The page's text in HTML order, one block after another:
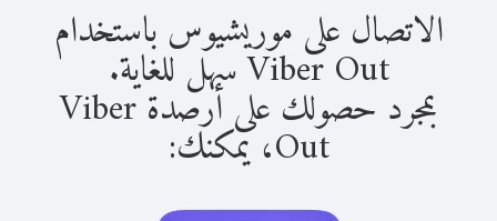
الاتصال على موريشيوس باستخدام
Viber Out سهل للغاية.
بمجرد حصولك على أرصدة Viber
Out، يمكنك: